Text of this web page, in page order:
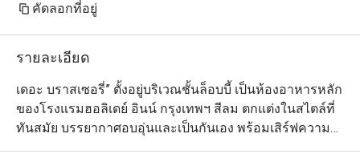
คัดลอกที่อยู่
รายละเอียด
เดอะ บราสเซอรี่” ตั้งอยู่บริเวณชั้นล็อบบี้ เป็นห้องอาหารหลัก
ของโรงแรมฮอลิเดย์ อินน์ กรุงเทพฯ สีลม ตกแต่งในสไตล์ที่
ทันสมัย บรรยากาศอบอุ่นและเป็นกันเอง พร้อมเสิร์ฟความ
อร่อยให้คุณอิ่มท้องในรูปแบบบุฟเฟ่ต์นานาชาติ ทั้งมื้อกลาง